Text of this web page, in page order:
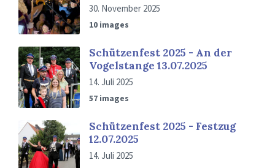
30. November 2025
10 images
Schützenfest 2025 - An der
Vogelstange 13.07.2025
14. Juli 2025
57 images
Schützenfest 2025 - Festzug
12.07.2025
14. Juli 2025